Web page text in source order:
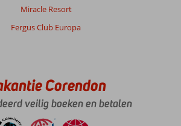
Miracle Resort
Fergus Club Europa
Corendon
veilig boeken en betalen